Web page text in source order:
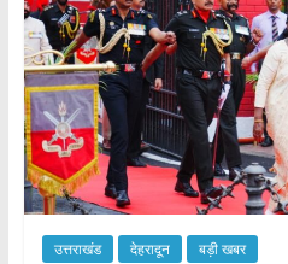
उत्तराखंड देहरादून बड़ी खबर